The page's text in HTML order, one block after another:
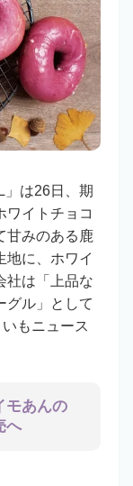
は26日、期
ワイトチョコ
甘みのある鹿
地に、ホワイ
社は「上品な
グル」として
もニュース
モあんの
へ